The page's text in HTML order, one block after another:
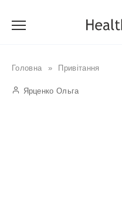
Головна » Привітання
Ярценко Ольга